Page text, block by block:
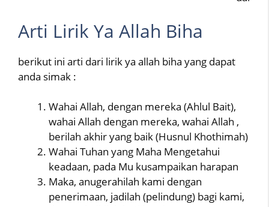
Arti Lirik Ya Allah Biha
berikut ini arti dari lirik ya allah biha yang dapat
anda simak :
Wahai Allah, dengan mereka (Ahlul Bait),
wahai Allah dengan mereka, wahai Allah ,
berilah akhir yang baik (Husnul Khothimah)
Wahai Tuhan yang Maha Mengetahui
keadaan, pada Mu kusampaikan harapan
Maka, anugerahilah kami dengan
penerimaan, jadilah (pelindung) bagi kami,